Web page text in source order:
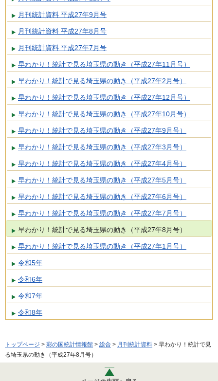
月刊統計資料 平成27年9月号
月刊統計資料 平成27年8月号
月刊統計資料 平成27年7月号
早わかり！統計で見る埼玉県の動き（平成27年11月号）
早わかり！統計で見る埼玉県の動き（平成27年2月号）
早わかり！統計で見る埼玉県の動き（平成27年12月号）
早わかり！統計で見る埼玉県の動き（平成27年10月号）
早わかり！統計で見る埼玉県の動き（平成27年9月号）
早わかり！統計で見る埼玉県の動き（平成27年3月号）
早わかり！統計で見る埼玉県の動き（平成27年4月号）
早わかり！統計で見る埼玉県の動き（平成27年5月号）
早わかり！統計で見る埼玉県の動き（平成27年6月号）
早わかり！統計で見る埼玉県の動き（平成27年7月号）
早わかり！統計で見る埼玉県の動き（平成27年8月号）
早わかり！統計で見る埼玉県の動き（平成27年1月号）
令和5年
令和6年
令和7年
令和8年
トップページ > 彩の国統計情報館 > 総合 > 月刊統計資料 > 早わかり！統計で見
る埼玉県の動き（平成27年8月号）